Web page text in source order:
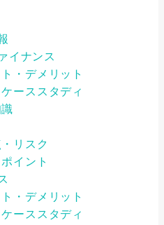
イナンス
ト・デメリット
ーススタディ
リスク
イント
ト・デメリット
ーススタディ